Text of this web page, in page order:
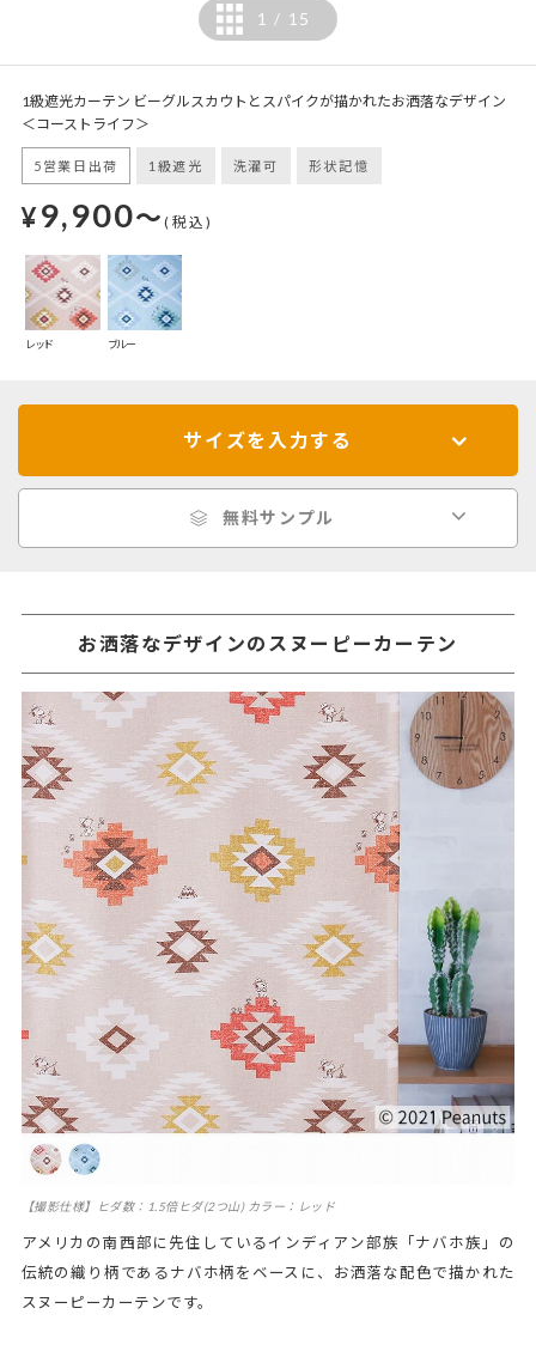
1 / 15
1級遮光カーテン ビーグルスカウトとスパイクが描かれたお洒落なデザイン
＜コーストライフ＞
5営業日出荷 1級遮光 洗濯可 形状記憶
¥9,900～(税込)
レッド ブルー
サイズを入力する
無料サンプル
お洒落なデザインのスヌーピーカーテン
【撮影仕様】ヒダ数：1.5倍ヒダ(2つ山) カラー：レッド
アメリカの南西部に先住しているインディアン部族「ナバホ族」の
伝統の織り柄であるナバホ柄をベースに、お洒落な配色で描かれた
スヌーピーカーテンです。